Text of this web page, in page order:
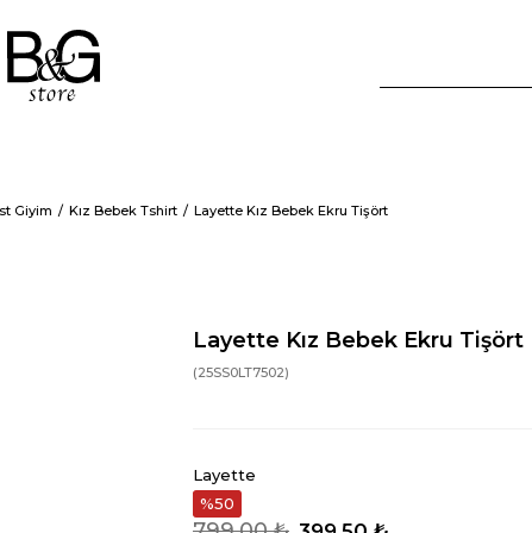
Giyim Kız Bebek Tshirt Layette Kız Bebek Ekru Tişört
Layette Kız Bebek Ekru Tişört
(25SS0LT7502)
Layette
50